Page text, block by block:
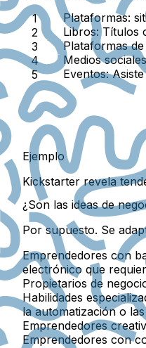
Plataformas:
Libros: Títulos
Plataformas
Medios
Eventos:Asiste
Ejemplo
Kickstarter revela
¿Son las ideas de
Por supuesto. Se
Emprendedores con
electrónico que
Propietarios de
Habilidades
la automatización o
Emprendedores
Emprendedores con